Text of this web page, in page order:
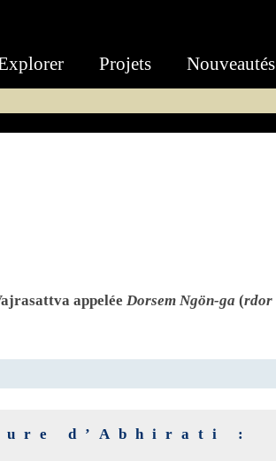
Projets Nouveautés
appelée Dorsem Ngön-ga (rdor
d’Abhirati :